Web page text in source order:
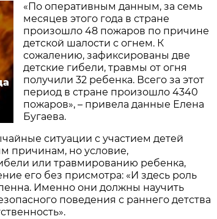
«По оперативным данным, за семь
месяцев этого года в стране
произошло 48 пожаров по причине
детской шалости с огнем. К
сожалению, зафиксированы две
детские гибели, травмы от огня
получили 32 ребенка. Всего за этот
период в стране произошло 4340
пожаров», – привела данные Елена
Бугаева.
ситуации с участием детей
причинам, но условие,
или травмированию ребенка,
его без присмотра: «И здесь роль
Именно они должны научить
поведения с раннего детства